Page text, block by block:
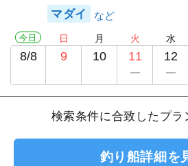
マダイ
今日
8/8
日
9
月
10
火
11
水
12
検索条件に合致したプラ
釣り船詳細を